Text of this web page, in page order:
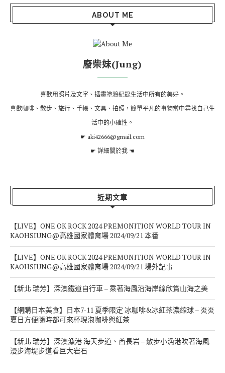
ABOUT ME
廢柴妹(Jung)
喜歡用照片及文字、插畫塗鴉紀錄生活中所有的美好。
喜歡咖啡、散步、旅行、手帳、文具、拍照，簡單平凡的事物當中尋找自己生
活中的小確性。
☛ aki42666@gmail.com
☛ 詳細關於我 ☚
近期文章
【LIVE】ONE OK ROCK 2024 PREMONITION WORLD TOUR IN
KAOHSIUNG@高雄國家體育場 2024/09/21 本番
【LIVE】ONE OK ROCK 2024 PREMONITION WORLD TOUR IN
KAOHSIUNG@高雄國家體育場 2024/09/21 場外記事
【新北 瑞芳】深澳鐵道自行車 – 乘著海風沿海岸線欣賞山海之美
【網購日本美食】日本7-11 夏季限定 冰咖啡&冰紅茶濃縮球 – 炎炎
夏日方便隨時都可來杯現泡咖啡與紅茶
【新北 瑞芳】深澳漁港 海天步道、酋長岩 – 散步小漁港吹著海風
漫步海堤步道看巨大岩石